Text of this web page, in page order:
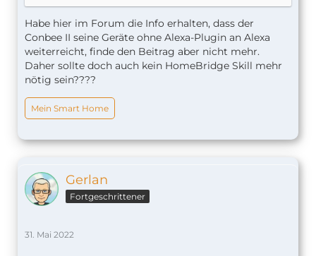
Habe hier im Forum die Info erhalten, dass der
Conbee II seine Geräte ohne Alexa-Plugin an Alexa
weiterreicht, finde den Beitrag aber nicht mehr.
Daher sollte doch auch kein HomeBridge Skill mehr
nötig sein????
Mein Smart Home
Gerlan
Fortgeschrittener
31. Mai 2022